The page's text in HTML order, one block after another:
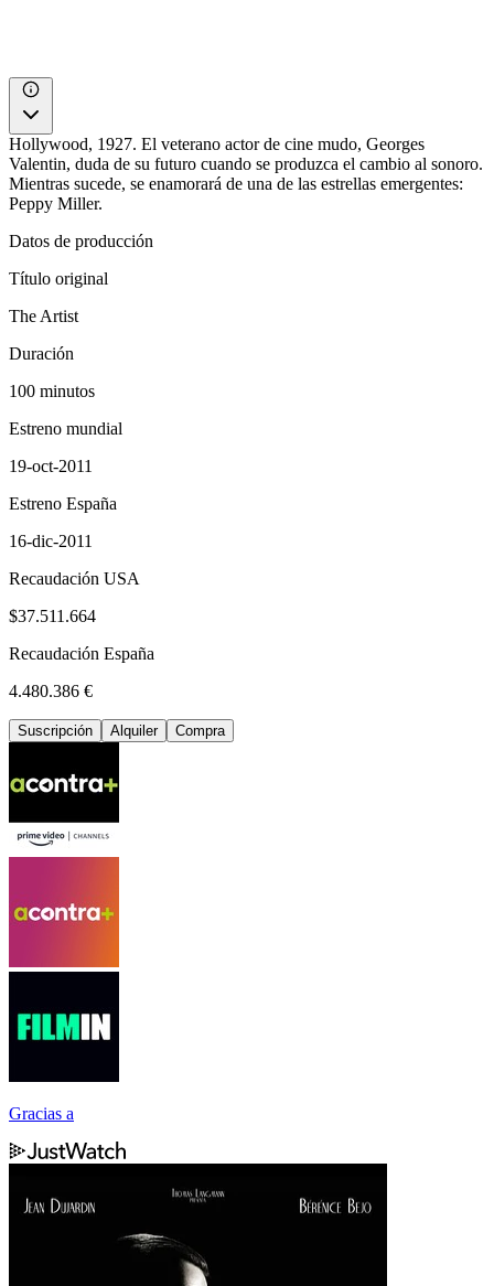
Hollywood, 1927. El veterano actor de cine mudo, Georges
Valentin, duda de su futuro cuando se produzca el cambio al sonoro.
Mientras sucede, se enamorará de una de las estrellas emergentes:
Peppy Miller.
Datos de producción
Título original
The Artist
Duración
100 minutos
Estreno mundial
19-oct-2011
Estreno España
16-dic-2011
Recaudación USA
$37.511.664
Recaudación España
4.480.386 €
Suscripción Alquiler Compra
Gracias a